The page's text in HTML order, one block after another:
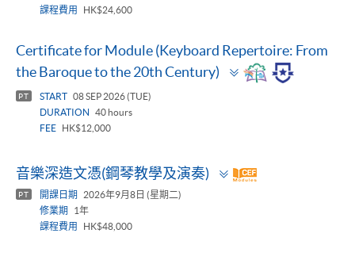
課程費用
HK$24,600
Certificate for Module (Keyboard Repertoire: From
the Baroque to the 20th Century)
Toggle
panel
PT START 08 SEP 2026 (TUE)
DURATION
40 hours
FEE
HK$12,000
音樂深造文憑(鋼琴教學及演奏)
Toggle
panel
PT 開課日期
2026年9月8日 (星期二)
修業期
1年
課程費用
HK$48,000